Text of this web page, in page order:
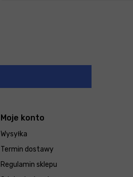
Moje konto
Wysyłka
Termin dostawy
Regulamin sklepu